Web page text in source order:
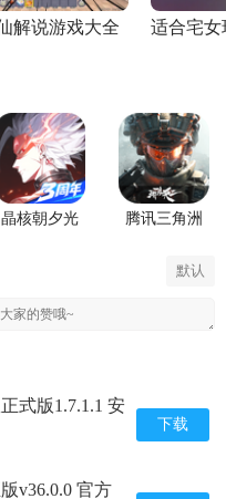
解说游戏大全 适合宅女
晶核朝夕光
腾讯三角洲
默认
式版1.7.1.1 安
下载
v36.0.0 官方